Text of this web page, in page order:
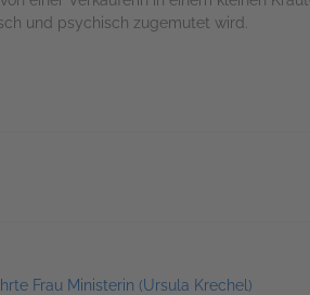
und psychisch zugemutet wird.
Frau Ministerin (Ursula Krechel)